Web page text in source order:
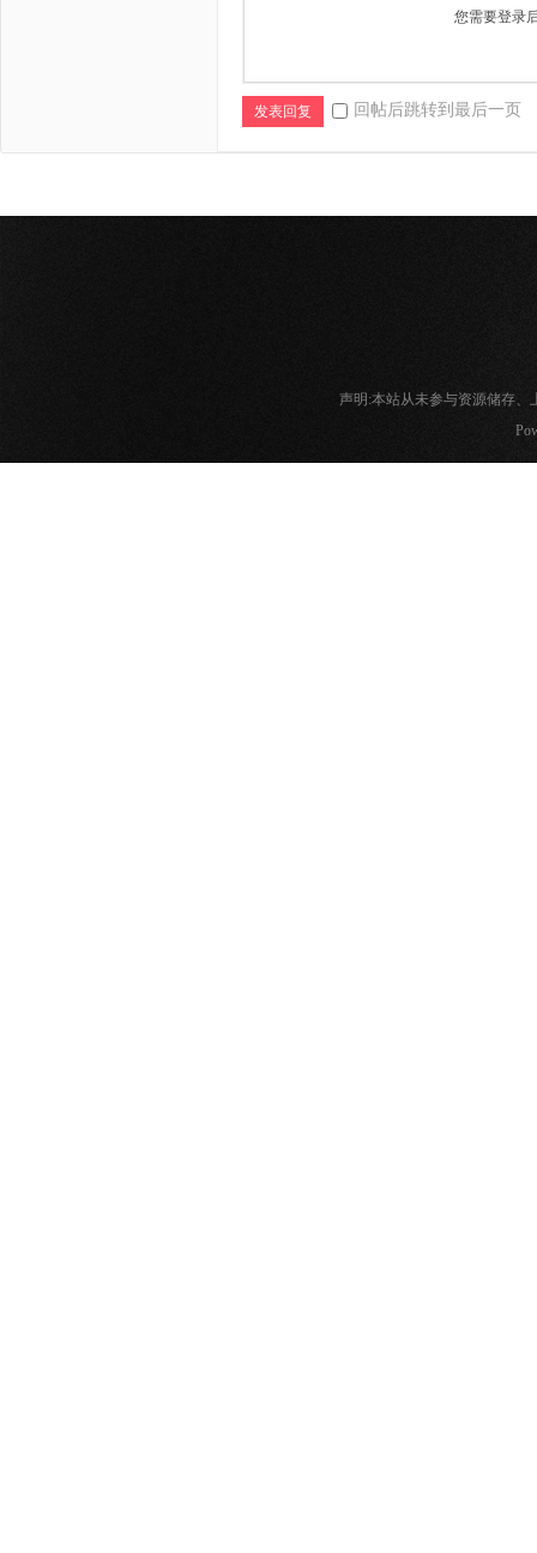
您需要登录
发表回复 回帖后跳转到最后一页
声明:本站从未参与资源储存、